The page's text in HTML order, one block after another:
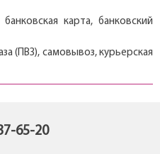
карта, банковский
(ПВЗ), самовывоз, курьерская
65-20